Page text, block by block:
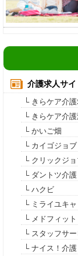
介護求人サ
└ きらケア介護
└ きらケア介
└ かいご畑
└ カイゴジョブ
└ クリックジ
└ ダントツ介護
└ ハクビ
└ ミライユキ
└ メドフィット
└ スタッフサ
└ ナイス！介護